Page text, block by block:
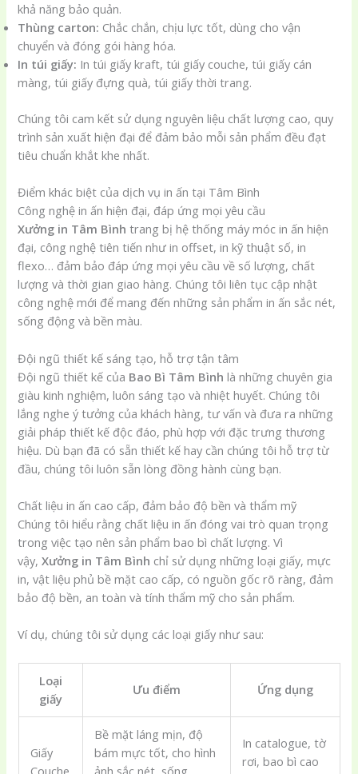
khả năng bảo quản.
Thùng carton: Chắc chắn, chịu lực tốt, dùng cho vận
chuyển và đóng gói hàng hóa.
In túi giấy: In túi giấy kraft, túi giấy couche, túi giấy cán
màng, túi giấy đựng quà, túi giấy thời trang.
Chúng tôi cam kết sử dụng nguyên liệu chất lượng cao, quy
trình sản xuất hiện đại để đảm bảo mỗi sản phẩm đều đạt
tiêu chuẩn khắt khe nhất.
Điểm khác biệt của dịch vụ in ấn tại Tâm Bình
Công nghệ in ấn hiện đại, đáp ứng mọi yêu cầu
Xưởng in Tâm Bình trang bị hệ thống máy móc in ấn hiện
đại, công nghệ tiên tiến như in offset, in kỹ thuật số, in
flexo… đảm bảo đáp ứng mọi yêu cầu về số lượng, chất
lượng và thời gian giao hàng. Chúng tôi liên tục cập nhật
công nghệ mới để mang đến những sản phẩm in ấn sắc nét,
sống động và bền màu.
Đội ngũ thiết kế sáng tạo, hỗ trợ tận tâm
Đội ngũ thiết kế của Bao Bì Tâm Bình là những chuyên gia
giàu kinh nghiệm, luôn sáng tạo và nhiệt huyết. Chúng tôi
lắng nghe ý tưởng của khách hàng, tư vấn và đưa ra những
giải pháp thiết kế độc đáo, phù hợp với đặc trưng thương
hiệu. Dù bạn đã có sẵn thiết kế hay cần chúng tôi hỗ trợ từ
đầu, chúng tôi luôn sẵn lòng đồng hành cùng bạn.
Chất liệu in ấn cao cấp, đảm bảo độ bền và thẩm mỹ
Chúng tôi hiểu rằng chất liệu in ấn đóng vai trò quan trọng
trong việc tạo nên sản phẩm bao bì chất lượng. Vì
vậy,Xưởng in Tâm Bình chỉ sử dụng những loại giấy, mực
in, vật liệu phủ bề mặt cao cấp, có nguồn gốc rõ ràng, đảm
bảo độ bền, an toàn và tính thẩm mỹ cho sản phẩm.
Ví dụ, chúng tôi sử dụng các loại giấy như sau:
Loại
giấy
Ưu điểm Ứng dụng
Giấy
Couche
Bề mặt láng mịn, độ
bám mực tốt, cho hình
ảnh sắc nét, sống
In catalogue, tờ
rơi, bao bì cao